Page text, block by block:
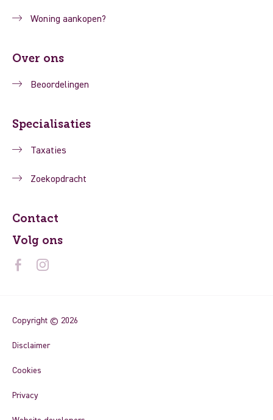
Woning aankopen?
Over ons
Beoordelingen
Specialisaties
Taxaties
Zoekopdracht
Contact
Volg ons
Copyright © 2026
Disclaimer
Cookies
Privacy